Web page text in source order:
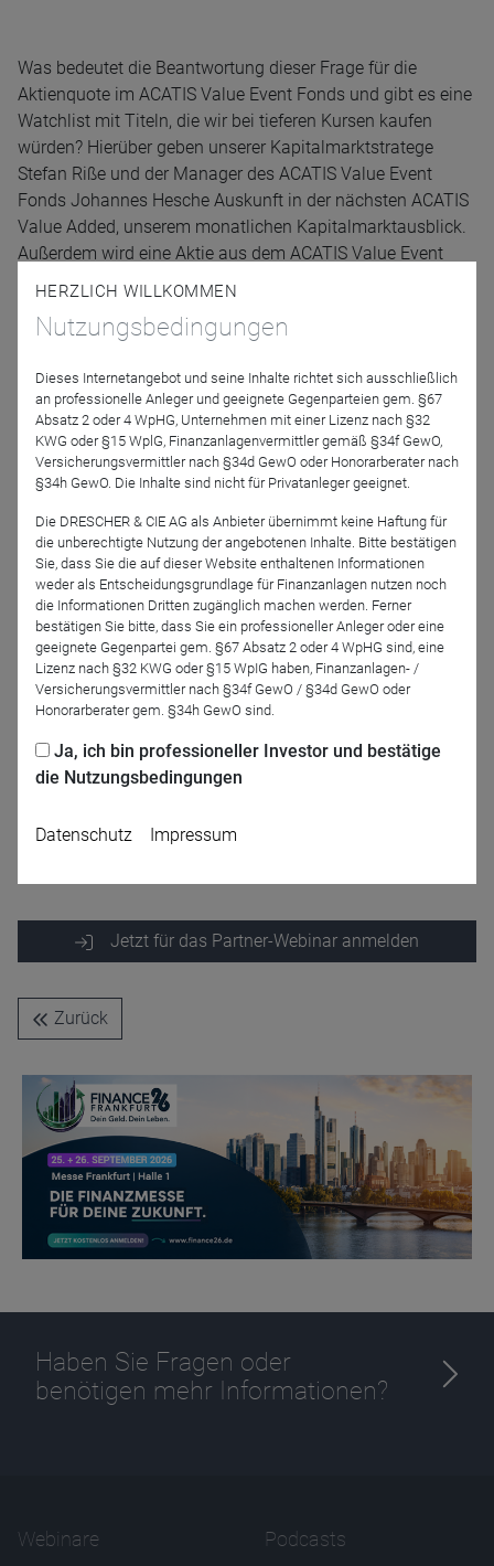
Was bedeutet die Beantwortung dieser Frage für die
Aktienquote im ACATIS Value Event Fonds und gibt es eine
Watchlist mit Titeln, die wir bei tieferen Kursen kaufen
würden? Hierüber geben unserer Kapitalmarktstratege
Stefan Riße und der Manager des ACATIS Value Event
Fonds Johannes Hesche Auskunft in der nächsten ACATIS
Value Added, unserem monatlichen Kapitalmarktausblick.
Außerdem wird eine Aktie aus dem ACATIS Value Event
Fonds vorgestellt.
Das Webinar dauert ca. 45 Minuten. Danach stehen Ihnen
die Referenten gerne für Fragen zur Verfügung.
ACATIS Webinare richten sich ausschließlich an
Referenten
Stefan Riße
mbH
Johannes Hesche
Jetzt für das Partner-Webinar anmelden
Zurück
Haben Sie Fragen oder
benötigen mehr Informationen?
Webinare Podcasts
HERZLICH WILLKOMMEN
Nutzungsbedingungen
Dieses Internetangebot und seine Inhalte richtet sich ausschließlich
an professionelle Anleger und geeignete Gegenparteien gem. §67
Absatz 2 oder 4 WpHG, Unternehmen mit einer Lizenz nach §32
KWG oder §15 WplG, Finanzanlagenvermittler gemäß §34f GewO,
Versicherungsvermittler nach §34d GewO oder Honorarberater nach
§34h GewO. Die Inhalte sind nicht für Privatanleger geeignet.
Die DRESCHER & CIE AG als Anbieter übernimmt keine Haftung für
die unberechtigte Nutzung der angebotenen Inhalte. Bitte bestätigen
Sie, dass Sie die auf dieser Website enthaltenen Informationen
weder als Entscheidungsgrundlage für Finanzanlagen nutzen noch
die Informationen Dritten zugänglich machen werden. Ferner
bestätigen Sie bitte, dass Sie ein professioneller Anleger oder eine
geeignete Gegenpartei gem. §67 Absatz 2 oder 4 WpHG sind, eine
Lizenz nach §32 KWG oder §15 WpIG haben, Finanzanlagen- /
Versicherungsvermittler nach §34f GewO / §34d GewO oder
Honorarberater gem. §34h GewO sind.
Ja, ich bin professioneller Investor und bestätige
die Nutzungsbedingungen
Datenschutz Impressum
Zweck
Ablauf
1 Jahr